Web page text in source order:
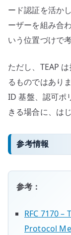
ード認証を活か
ーザーを組み合
いう位置づけで
ただし、TEAP
るものではあり
ID 基盤、認可ポ
きる場合に、は
参考情報
参考：
RFC 7170
Protocol